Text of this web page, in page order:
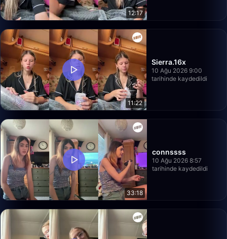
12:17
11:22
Sierra.16x
10 Ağu 2026 9:00
tarihinde kaydedildi
33:18
connssss
10 Ağu 2026 8:57
tarihinde kaydedildi